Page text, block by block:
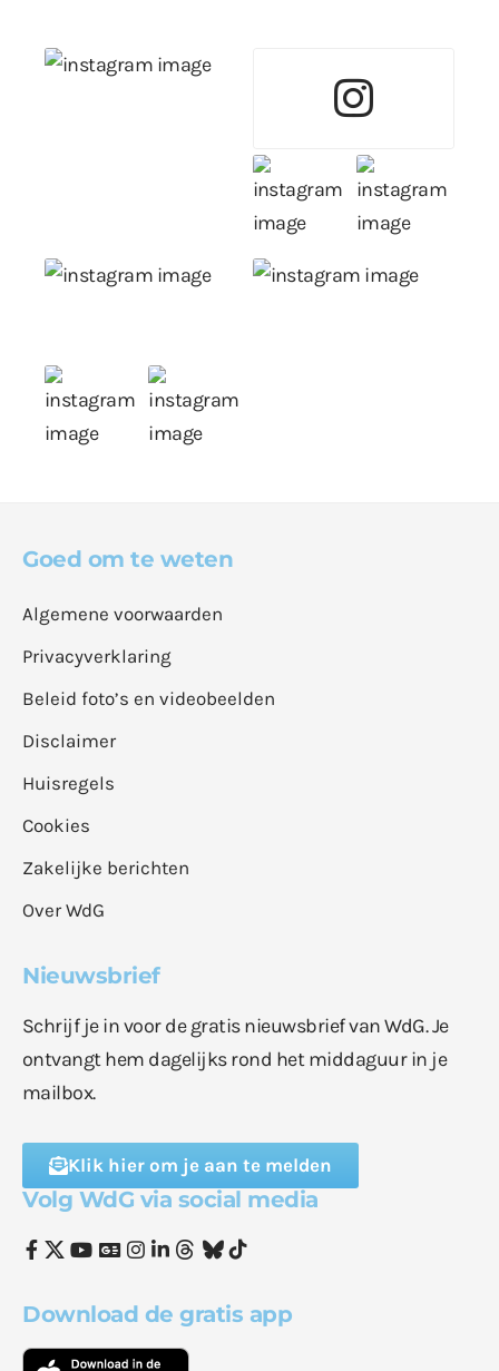
Goed om te weten
Algemene voorwaarden
Privacyverklaring
Beleid foto’s en videobeelden
Disclaimer
Huisregels
Cookies
Zakelijke berichten
Over WdG
Nieuwsbrief
Schrijf je in voor de gratis nieuwsbrief van WdG. Je
ontvangt hem dagelijks rond het middaguur in je
mailbox.
Klik hier om je aan te melden
Volg WdG via social media
Download de gratis app